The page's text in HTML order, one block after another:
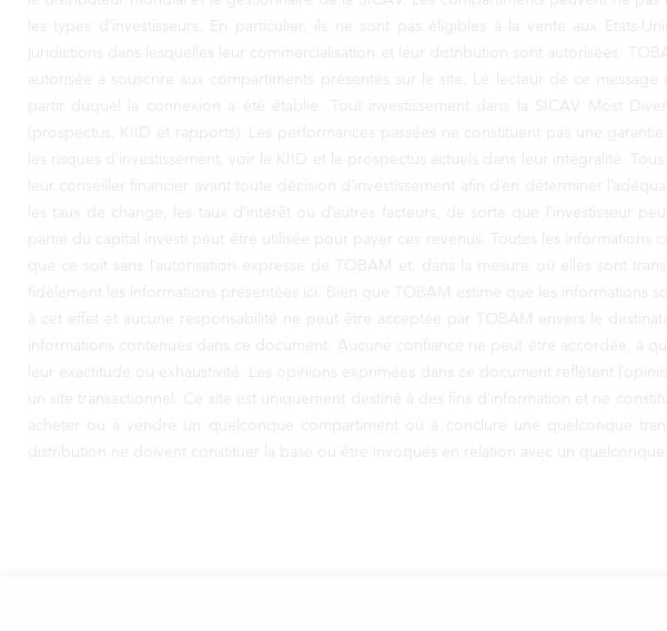
les types d’investisseurs. En particulier, ils ne sont pas éligibles à la vente aux Etats-
juridictions dans lesquelles leur commercialisation et leur distribution sont autorisées.
autorisée à souscrire aux compartiments présentés sur le site. Le lecteur de ce
partir duquel la connexion a été établie. Tout investissement dans la SICAV Most
(prospectus, KIID et rapports). Les performances passées ne constituent pas une
les risques d’investissement, voir le KIID et le prospectus actuels dans leur intégralité.
leur conseiller financier avant toute décision d’investissement afin d’en déterminer
les taux de change, les taux d’intérêt ou d’autres facteurs, de sorte que l’investisseur
partie du capital investi peut être utilisée pour payer ces revenus. Toutes les
que ce soit sans l’autorisation expresse de TOBAM et, dans la mesure où elles sont
fidèlement les informations présentées ici. Bien que TOBAM estime que les
à cet effet et aucune responsabilité ne peut être acceptée par TOBAM envers le
informations contenues dans ce document. Aucune confiance ne peut être accordée,
leur exactitude ou exhaustivité. Les opinions exprimées dans ce document reflètent
un site transactionnel. Ce site est uniquement destiné à des fins d’information et ne
acheter ou à vendre un quelconque compartiment ou à conclure une quelconque
distribution ne doivent constituer la base ou être invoqués en relation avec un quelconque